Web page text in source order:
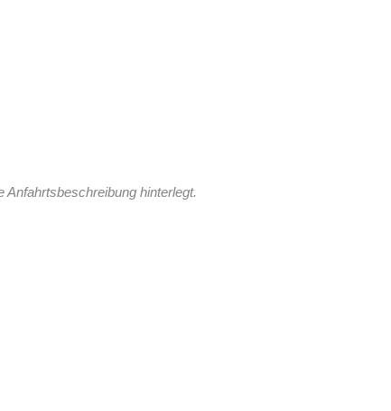
hinterlegt.